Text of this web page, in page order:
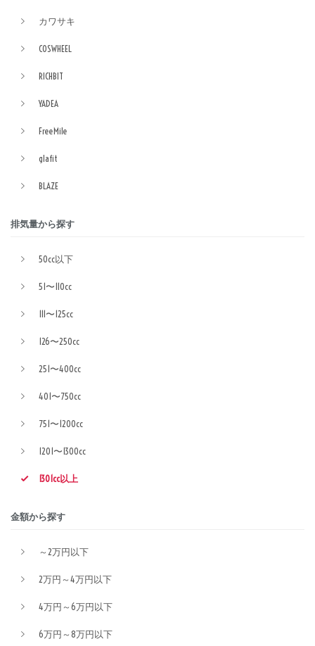
カワサキ
COSWHEEL
RICHBIT
YADEA
FreeMile
glafit
BLAZE
排気量から探す
50cc以下
51〜110cc
111〜125cc
126〜250cc
251〜400cc
401〜750cc
751〜1200cc
1201〜1300cc
1301cc以上
金額から探す
～2万円以下
2万円～4万円以下
4万円～6万円以下
6万円～8万円以下